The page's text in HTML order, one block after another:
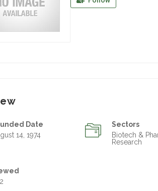
Date
14, 1974
Sectors
Biotech &
Research